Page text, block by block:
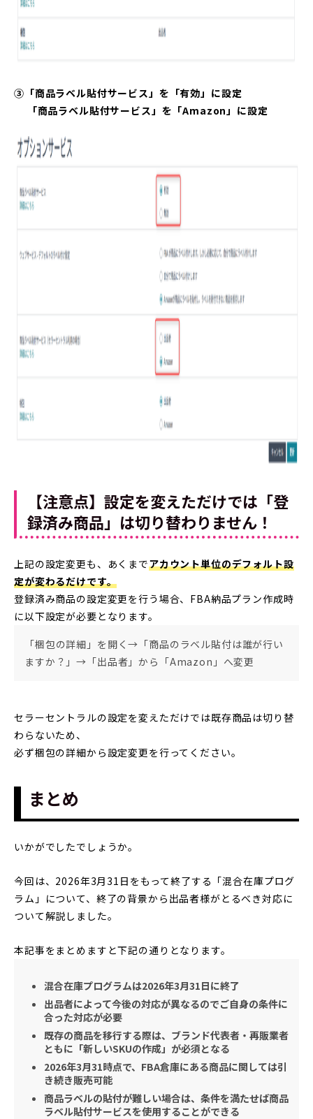
③「商品ラベル貼付サービス」を「有効」に設定
「商品ラベル貼付サービス」を「Amazon」に設定
【注意点】設定を変えただけでは「登
録済み商品」は切り替わりません！
上記の設定変更も、あくまでアカウント単位のデフォルト設
定が変わるだけです。
登録済み商品の設定変更を行う場合、FBA納品プラン作成時
に以下設定が必要となります。
「梱包の詳細」を開く→「商品のラベル貼付は誰が行い
ますか？」→「出品者」から「Amazon」へ変更
セラーセントラルの設定を変えただけでは既存商品は切り替
わらないため、
必ず梱包の詳細から設定変更を行ってください。
まとめ
いかがでしたでしょうか。
今回は、2026年3月31日をもって終了する「混合在庫プログ
ラム」について、終了の背景から出品者様がとるべき対応に
ついて解説しました。
本記事をまとめますと下記の通りとなります。
混合在庫プログラムは2026年3月31日に終了
出品者によって今後の対応が異なるのでご自身の条件に
合った対応が必要
既存の商品を移行する際は、ブランド代表者・再販業者
ともに「新しいSKUの作成」が必須となる
2026年3月31時点で、FBA倉庫にある商品に関しては引
き続き販売可能
商品ラベルの貼付が難しい場合は、条件を満たせば商品
ラベル貼付サービスを使用することができる